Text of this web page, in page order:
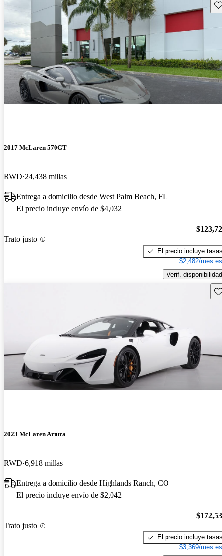
2017 McLaren 570GT
RWD 24,438 millas
Entrega a domicilio desde West Palm Beach, FL
El precio incluye envío de $4,032
Trato justo
El precio incluye tasas
$2,482/mes
Verif. disponibilidad
2023 McLaren Artura
RWD 6,918 millas
Entrega a domicilio desde Highlands Ranch, CO
El precio incluye envío de $2,042
Trato justo
El precio incluye tasas
$3,369/mes